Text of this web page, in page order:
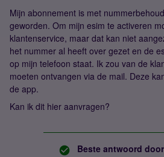
Mijn abonnement is met
geworden. Om mijn esim te activeren
klantenservice, maar dat kan niet
het nummer al heeft over gezet en de
op mijn telefoon staat. Ik zou van de
moeten ontvangen via de mail. Deze
de app.
Kan ik dit hier aanvragen?
Beste antwoord door